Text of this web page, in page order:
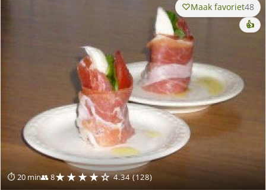
⏱ 20 min👥 8★★★★☆ 4.34 (128)
Maak favoriet48
👍